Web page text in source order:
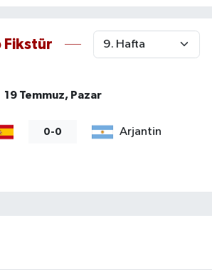
Fikstür
19 Temmuz, Pazar
0-0 Arjantin